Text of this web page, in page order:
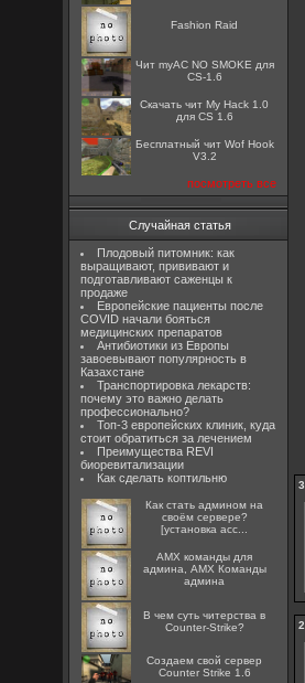
Fashion Raid
Чит myAC NO SMOKE для
CS-1.6
Скачать чит My Hack 1.0
для CS 1.6
Бесплатный чит Wof Hook
V3.2
посмотреть все
Случайная статья
Плодовый питомник: как
выращивают, прививают и
подготавливают саженцы к
продаже
Европейские пациенты после
COVID начали бояться
медицинских препаратов
Антибиотики из Европы
завоевывают популярность в
Казахстане
Транспортировка лекарств:
почему это важно делать
профессионально?
Топ-3 европейских клиник, куда
стоит обратиться за лечением
Преимущества REVI
биоревитализации
Как сделать коптильню
Как стать админом на
своём сервере?
[установка acc...
AMX команды для
админа, AMX Команды
админа
В чем суть читерства в
Counter-Strike?
Создаем свой сервер
Counter Strike 1.6
3
2